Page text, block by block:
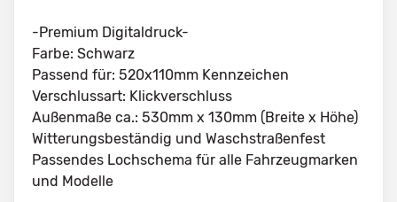
-Premium Digitaldruck-
Farbe: Schwarz
Passend für: 520x110mm Kennzeichen
Verschlussart: Klickverschluss
Außenmaße ca.: 530mm x 130mm (Breite x Höhe)
Witterungsbeständig und Waschstraßenfest
Passendes Lochschema für alle Fahrzeugmarken
und Modelle